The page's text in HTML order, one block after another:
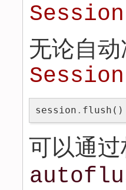
无论自
session . flush ()
可以通过